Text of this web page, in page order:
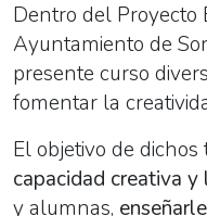
Dentro del Proyecto
Ayuntamiento de
presente curso
fomentar la
El objetivo de
capacidad creativa y
y alumnas,